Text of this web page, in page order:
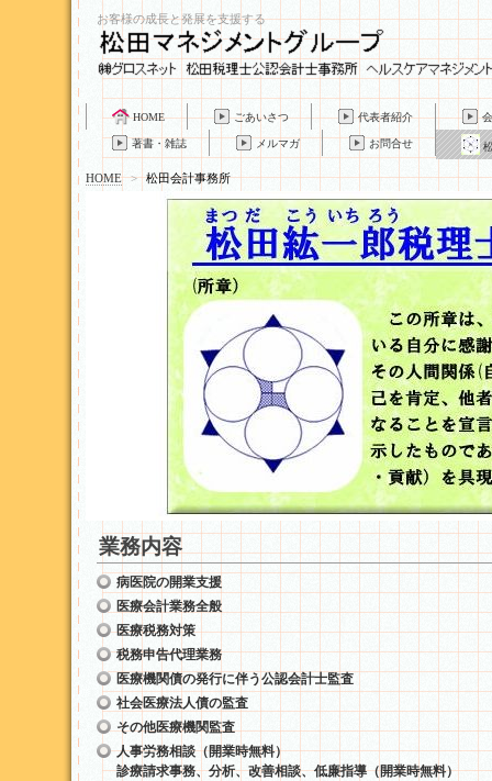
お客様の成長と発展を支援する
HOME ごあいさつ 代表者紹介
著書・雑誌 メルマガ お問合せ
HOME > 松田会計事務所
業務内容
病医院の開業支援
医療会計業務全般
医療税務対策
税務申告代理業務
医療機関債の発行に伴う公認会計士監査
社会医療法人債の監査
その他医療機関監査
人事労務相談（開業時無料）
診療請求事務、分析、改善相談、低廉指導（開業時無料）